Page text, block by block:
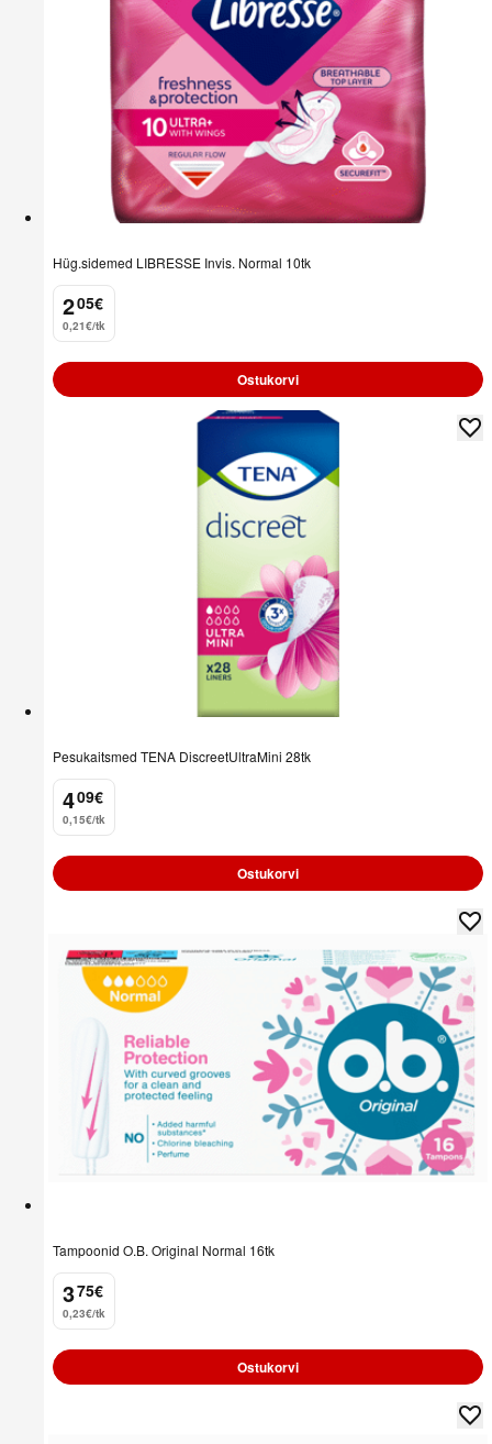
Hüg.sidemed LIBRESSE Invis. Normal 10tk
2
. 05€
0,21€/tk
Ostukorvi
Pesukaitsmed TENA DiscreetUltraMini 28tk
4
. 09€
0,15€/tk
Ostukorvi
Tampoonid O.B. Original Normal 16tk
3
. 75€
0,23€/tk
Ostukorvi